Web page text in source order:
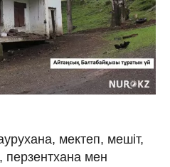
мектеп, мешіт,
мен